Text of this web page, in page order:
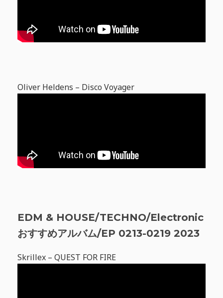
Oliver Heldens – Disco Voyager
EDM & HOUSE/TECHNO/Electronic
おすすめアルバム/EP 0213-0219 2023
Skrillex – QUEST FOR FIRE